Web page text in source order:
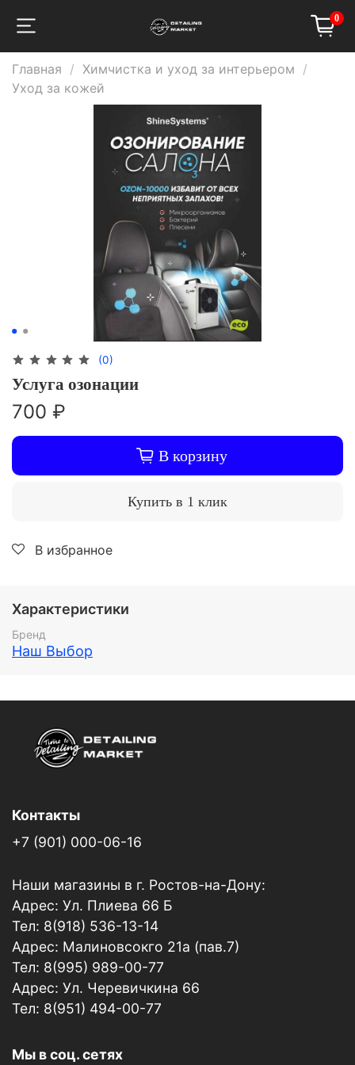
0
Главная
Химчистка и уход за интерьером
Уход за кожей
(0)
Услуга озонации
700 ₽
В корзину
Купить в 1 клик
В избранное
Характеристики
Бренд
Наш Выбор
Контакты
+7 (901) 000-06-16
Наши магазины в г. Ростов-на-Дону:
Адрес: Ул. Плиева 66 Б
Тел: 8(918) 536-13-14
Адрес: Малиновсокго 21а (пав.7)
Тел: 8(995) 989-00-77
Адрес: Ул. Черевичкина 66
Тел: 8(951) 494-00-77
Мы в соц. сетях